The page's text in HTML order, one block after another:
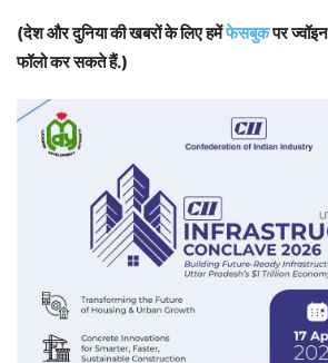
(देश और दुनिया की खबरों के लिए हमेंफेसबुकपर
फॉलो कर सकते हैं.)